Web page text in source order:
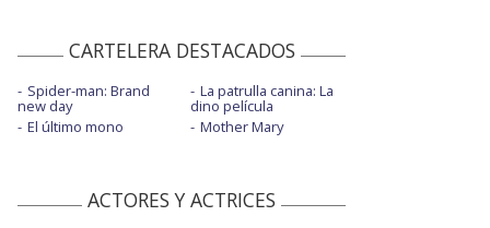
CARTELERA DESTACADOS
Spider-man: Brand
new day
El último mono
La patrulla canina: La
dino película
Mother Mary
ACTORES Y ACTRICES